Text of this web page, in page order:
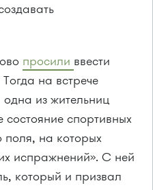
просили ввести
на встрече
из жительниц
спортивных
на которых
испражнений». С ней
который и призвал